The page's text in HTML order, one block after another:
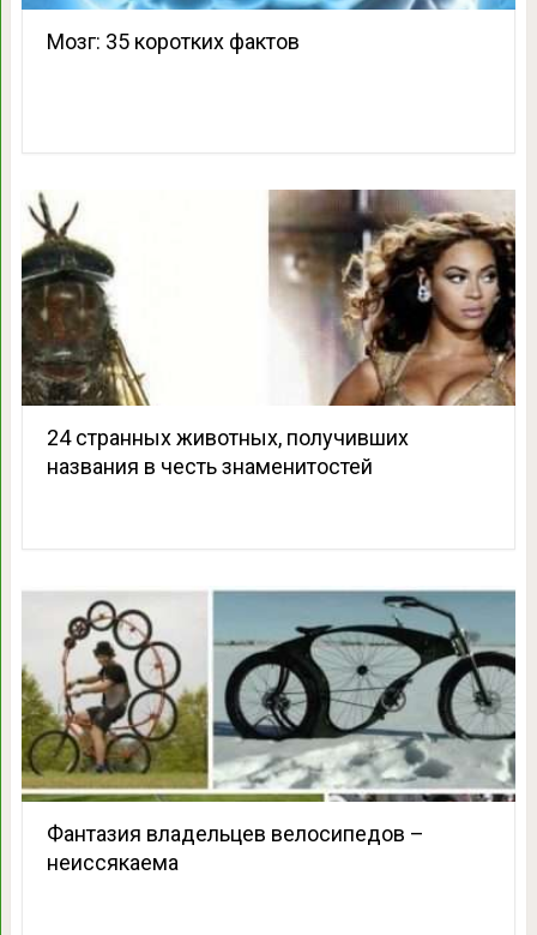
Мозг: 35 коротких фактов
24 странных животных, получивших
названия в честь знаменитостей
Фантазия владельцев велосипедов –
неиссякаема